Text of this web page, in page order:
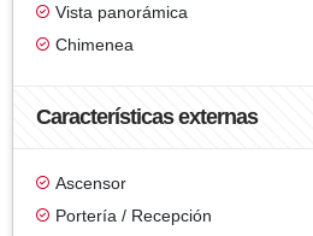
Vista panorámica
Chimenea
Características externas
Ascensor
Portería / Recepción